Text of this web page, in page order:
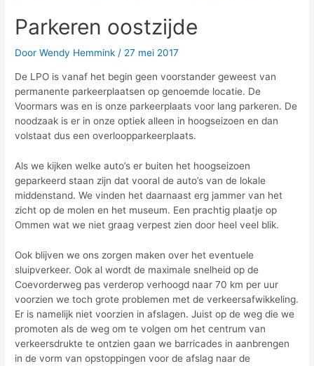
Parkeren oostzijde
DoorWendy Hemmink/ 27 mei 2017
De LPO is vanaf het begin geen voorstander geweest van
permanente parkeerplaatsen op genoemde locatie. De
Voormars was en is onze parkeerplaats voor lang parkeren. De
noodzaak is er in onze optiek alleen in hoogseizoen en dan
volstaat dus een overloopparkeerplaats.
Als we kijken welke auto’s er buiten het hoogseizoen
geparkeerd staan zijn dat vooral de auto’s van de lokale
middenstand. We vinden het daarnaast erg jammer van het
zicht op de molen en het museum. Een prachtig plaatje op
Ommen wat we niet graag verpest zien door heel veel blik.
Ook blijven we ons zorgen maken over het eventuele
sluipverkeer. Ook al wordt de maximale snelheid op de
Coevorderweg pas verderop verhoogd naar 70 km per uur
voorzien we toch grote problemen met de verkeersafwikkeling.
Er is namelijk niet voorzien in afslagen. Juist op de weg die we
promoten als de weg om te volgen om het centrum van
verkeersdrukte te ontzien gaan we barricades in aanbrengen
in de vorm van opstoppingen voor de afslag naar de